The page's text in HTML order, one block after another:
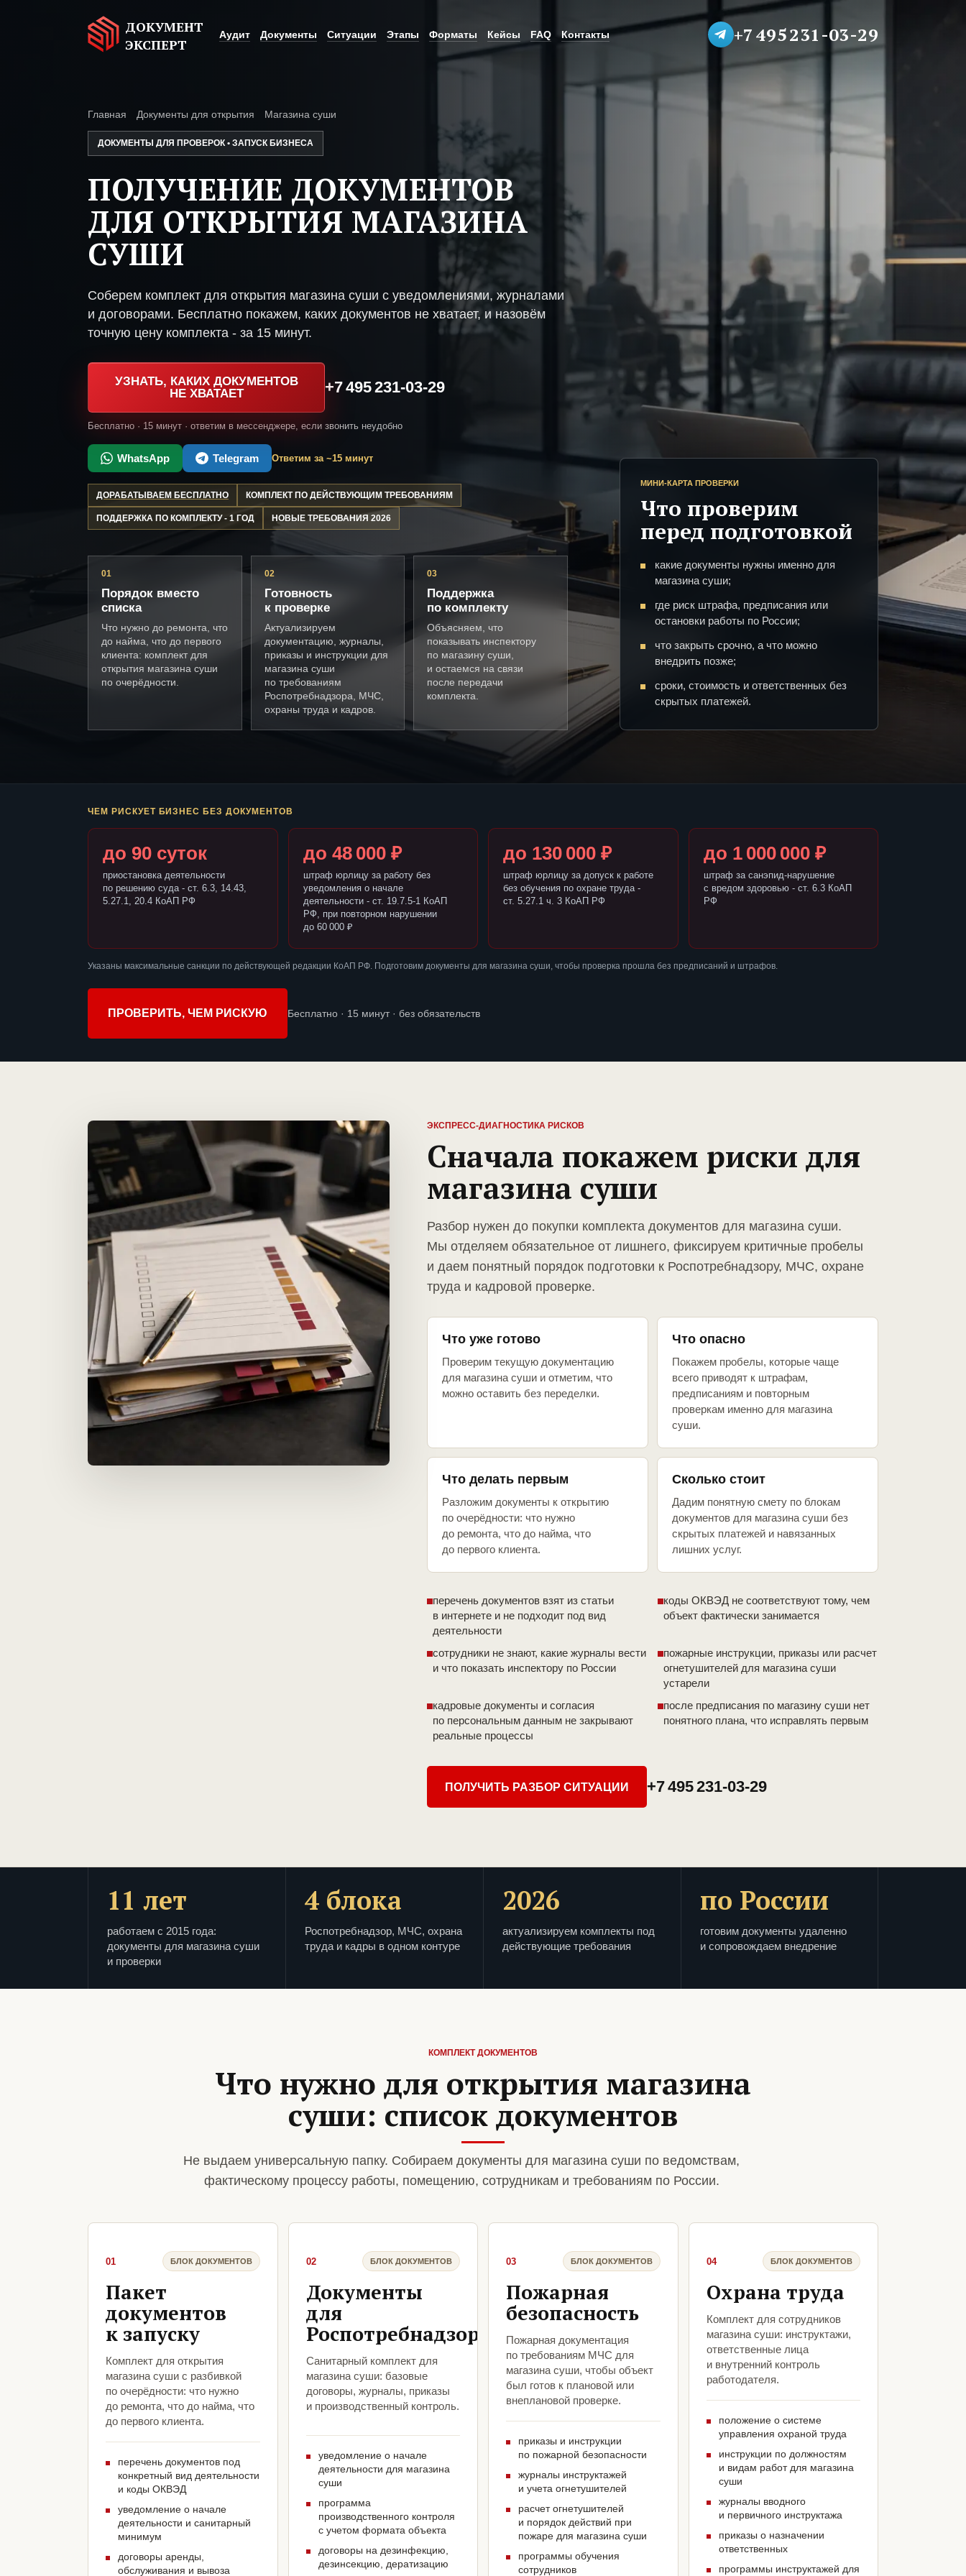
ДОКУМЕНТ
ЭКСПЕРТ
Аудит Документы Ситуации Этапы Форматы Кейсы FAQ Контакты +7 495 231-03-29
Главная Документы для открытия Магазина суши
ДОКУМЕНТЫ ДЛЯ ПРОВЕРОК • ЗАПУСК БИЗНЕСА
ПОЛУЧЕНИЕ ДОКУМЕНТОВ
ДЛЯ ОТКРЫТИЯ МАГАЗИНА
СУШИ
Соберем комплект для открытия магазина суши с уведомлениями, журналами
и договорами. Бесплатно покажем, каких документов не хватает, и назовём
точную цену комплекта - за 15 минут.
УЗНАТЬ, КАКИХ ДОКУМЕНТОВ
НЕ ХВАТАЕТ
+7 495 231-03-29
Бесплатно · 15 минут · ответим в мессенджере, если звонить неудобно
WhatsApp Telegram Ответим за ~15 минут
ДОРАБАТЫВАЕМ БЕСПЛАТНО КОМПЛЕКТ ПО ДЕЙСТВУЮЩИМ ТРЕБОВАНИЯМ
ПОДДЕРЖКА ПО КОМПЛЕКТУ - 1 ГОД НОВЫЕ ТРЕБОВАНИЯ 2026
01
Порядок вместо
списка
Что нужно до ремонта, что
до найма, что до первого
клиента: комплект для
открытия магазина суши
по очерёдности.
02
Готовность
к проверке
Актуализируем
документацию, журналы,
приказы и инструкции для
магазина суши
по требованиям
Роспотребнадзора, МЧС,
охраны труда и кадров.
03
Поддержка
по комплекту
Объясняем, что
показывать инспектору
по магазину суши,
и остаемся на связи
после передачи
комплекта.
МИНИ-КАРТА ПРОВЕРКИ
Что проверим
перед подготовкой
какие документы нужны именно для
магазина суши;
где риск штрафа, предписания или
остановки работы по России;
что закрыть срочно, а что можно
внедрить позже;
сроки, стоимость и ответственных без
скрытых платежей.
ЧЕМ РИСКУЕТ БИЗНЕС БЕЗ ДОКУМЕНТОВ
до 90 суток
приостановка деятельности
по решению суда - ст. 6.3, 14.43,
5.27.1, 20.4 КоАП РФ
до 48 000 ₽
штраф юрлицу за работу без
уведомления о начале
деятельности - ст. 19.7.5-1 КоАП
РФ, при повторном нарушении
до 60 000 ₽
до 130 000 ₽
штраф юрлицу за допуск к работе
без обучения по охране труда -
ст. 5.27.1 ч. 3 КоАП РФ
до 1 000 000 ₽
штраф за санэпид-нарушение
с вредом здоровью - ст. 6.3 КоАП
РФ
Указаны максимальные санкции по действующей редакции КоАП РФ. Подготовим документы для магазина суши, чтобы проверка прошла без предписаний и штрафов.
ПРОВЕРИТЬ, ЧЕМ РИСКУЮ Бесплатно · 15 минут · без обязательств
ЭКСПРЕСС-ДИАГНОСТИКА РИСКОВ
Сначала покажем риски для
магазина суши
Разбор нужен до покупки комплекта документов для магазина суши.
Мы отделяем обязательное от лишнего, фиксируем критичные пробелы
и даем понятный порядок подготовки к Роспотребнадзору, МЧС, охране
труда и кадровой проверке.
Что уже готово
Проверим текущую документацию
для магазина суши и отметим, что
можно оставить без переделки.
Что опасно
Покажем пробелы, которые чаще
всего приводят к штрафам,
предписаниям и повторным
проверкам именно для магазина
суши.
Что делать первым
Разложим документы к открытию
по очерёдности: что нужно
до ремонта, что до найма, что
до первого клиента.
Сколько стоит
Дадим понятную смету по блокам
документов для магазина суши без
скрытых платежей и навязанных
лишних услуг.
перечень документов взят из статьи
в интернете и не подходит под вид
деятельности
коды ОКВЭД не соответствуют тому, чем
объект фактически занимается
сотрудники не знают, какие журналы вести
и что показать инспектору по России
пожарные инструкции, приказы или расчет
огнетушителей для магазина суши
устарели
кадровые документы и согласия
по персональным данным не закрывают
реальные процессы
после предписания по магазину суши нет
понятного плана, что исправлять первым
ПОЛУЧИТЬ РАЗБОР СИТУАЦИИ +7 495 231-03-29
11 лет
работаем с 2015 года:
документы для магазина суши
и проверки
4 блока
Роспотребнадзор, МЧС, охрана
труда и кадры в одном контуре
2026
актуализируем комплекты под
действующие требования
по России
готовим документы удаленно
и сопровождаем внедрение
КОМПЛЕКТ ДОКУМЕНТОВ
Что нужно для открытия магазина
суши: список документов
Не выдаем универсальную папку. Собираем документы для магазина суши по ведомствам,
фактическому процессу работы, помещению, сотрудникам и требованиям по России.
01 БЛОК ДОКУМЕНТОВ
Пакет
документов
к запуску
Комплект для открытия
магазина суши с разбивкой
по очерёдности: что нужно
до ремонта, что до найма, что
до первого клиента.
перечень документов под
конкретный вид деятельности
и коды ОКВЭД
уведомление о начале
деятельности и санитарный
минимум
договоры аренды,
обслуживания и вывоза
02 БЛОК ДОКУМЕНТОВ
Документы
для
Роспотребнадзора
Санитарный комплект для
магазина суши: базовые
договоры, журналы, приказы
и производственный контроль.
уведомление о начале
деятельности для магазина
суши
программа
производственного контроля
с учетом формата объекта
договоры на дезинфекцию,
дезинсекцию, дератизацию
03 БЛОК ДОКУМЕНТОВ
Пожарная
безопасность
Пожарная документация
по требованиям МЧС для
магазина суши, чтобы объект
был готов к плановой или
внеплановой проверке.
приказы и инструкции
по пожарной безопасности
журналы инструктажей
и учета огнетушителей
расчет огнетушителей
и порядок действий при
пожаре для магазина суши
программы обучения
сотрудников
04 БЛОК ДОКУМЕНТОВ
Охрана труда
Комплект для сотрудников
магазина суши: инструктажи,
ответственные лица
и внутренний контроль
работодателя.
положение о системе
управления охраной труда
инструкции по должностям
и видам работ для магазина
суши
журналы вводного
и первичного инструктажа
приказы о назначении
ответственных
программы инструктажей для